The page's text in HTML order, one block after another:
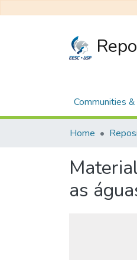
Communities
Home
as